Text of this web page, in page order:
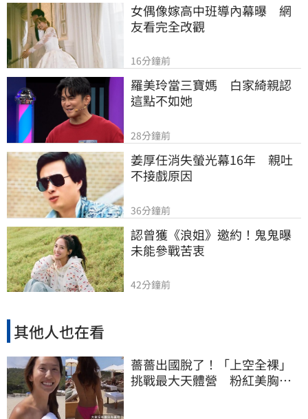
女偶像嫁高中班導內幕曝　網
友看完全改觀
16分鐘前
羅美玲當三寶媽　白家綺親認
這點不如她
28分鐘前
姜厚任消失螢光幕16年　親吐
不接戲原因
36分鐘前
認曾獲《浪姐》邀約！鬼鬼曝
未能參戰苦衷
42分鐘前
其他人也在看
薔薔出國脫了！「上空全裸」
挑戰最大天體營 粉紅美胸被